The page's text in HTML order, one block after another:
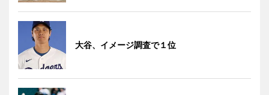
大谷、イメージ調査で１位